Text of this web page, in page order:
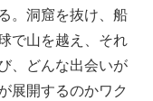
。洞窟を抜け、船
で山を越え、それ
、どんな出会いが
展開するのかワク